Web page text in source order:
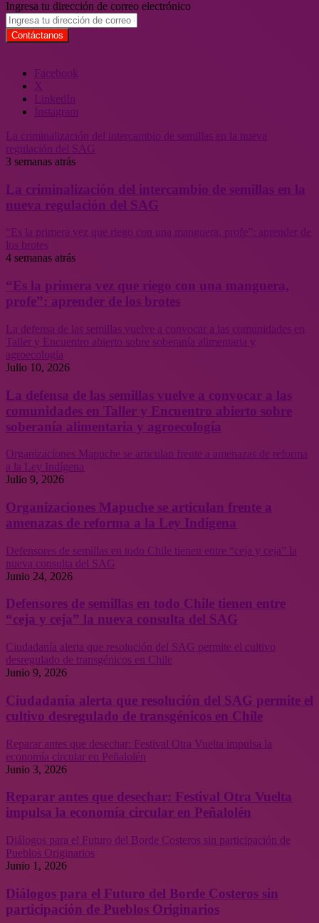
Ingresa tu dirección de correo electrónico
Facebook
X
LinkedIn
Instagram
La criminalización del intercambio de semillas en la nueva
regulación del SAG
3 semanas atrás
La criminalización del intercambio de semillas en la
nueva regulación del SAG
“Es la primera vez que riego con una manguera, profe”: aprender de
los brotes
4 semanas atrás
“Es la primera vez que riego con una manguera,
profe”: aprender de los brotes
La defensa de las semillas vuelve a convocar a las comunidades en
Taller y Encuentro abierto sobre soberanía alimentaria y
agroecología
Julio 10, 2026
La defensa de las semillas vuelve a convocar a las
comunidades en Taller y Encuentro abierto sobre
soberanía alimentaria y agroecología
Organizaciones Mapuche se articulan frente a amenazas de reforma
a la Ley Indígena
Julio 9, 2026
Organizaciones Mapuche se articulan frente a
amenazas de reforma a la Ley Indígena
Defensores de semillas en todo Chile tienen entre “ceja y ceja” la
nueva consulta del SAG
Junio 24, 2026
Defensores de semillas en todo Chile tienen entre
“ceja y ceja” la nueva consulta del SAG
Ciudadanía alerta que resolución del SAG permite el cultivo
desregulado de transgénicos en Chile
Junio 9, 2026
Ciudadanía alerta que resolución del SAG permite el
cultivo desregulado de transgénicos en Chile
Reparar antes que desechar: Festival Otra Vuelta impulsa la
economía circular en Peñalolén
Junio 3, 2026
Reparar antes que desechar: Festival Otra Vuelta
impulsa la economía circular en Peñalolén
Diálogos para el Futuro del Borde Costeros sin participación de
Pueblos Originarios
Junio 1, 2026
Diálogos para el Futuro del Borde Costeros sin
participación de Pueblos Originarios